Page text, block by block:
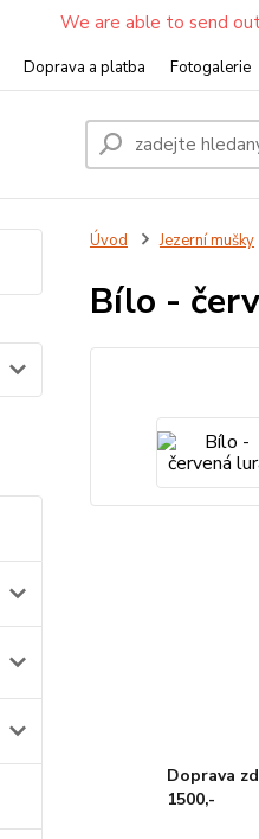
We are able to send
Doprava a platba Fotogalerie
Úvod Jezerní mušky
Bílo -
Doprava
1500,-